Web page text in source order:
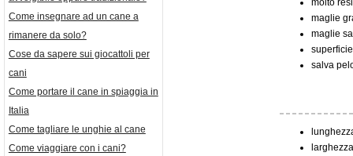
Come insegnare ad un cane a
rimanere da solo?
Cose da sapere sui giocattoli per
cani
Come portare il cane in spiaggia in
Italia
Come tagliare le unghie al cane
Come viaggiare con i cani?
maglie
maglie
salva